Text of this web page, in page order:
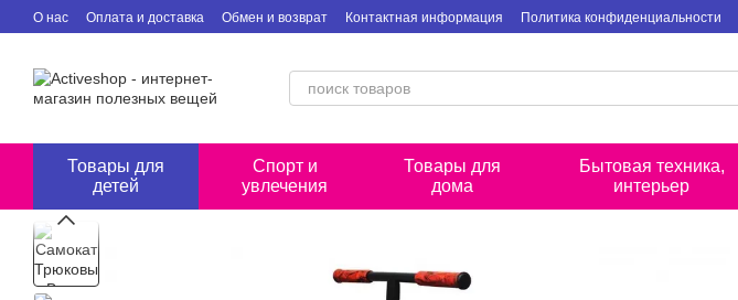
Перейти к основному контенту
О нас Оплата и доставка Обмен и возврат Контактная информация Политика конфиденциальности
Товары для
детей
Спорт и
увлечения
Товары для
дома
Бытовая техника,
интерьер